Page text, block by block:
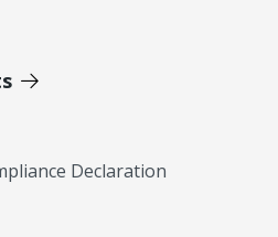
Declaration